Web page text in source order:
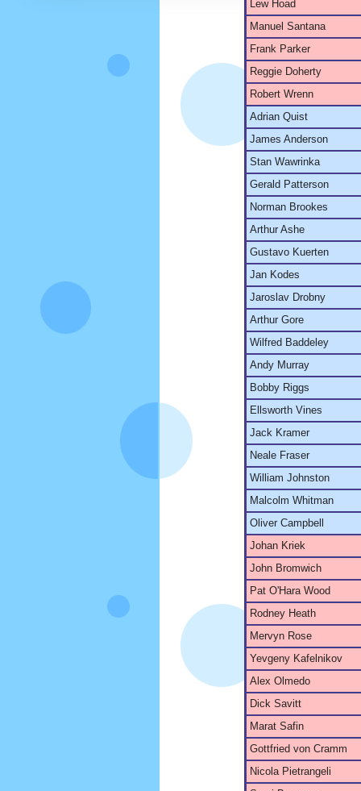
Lew Hoad
Manuel Santana
Frank Parker
Reggie Doherty
Robert Wrenn
Adrian Quist
James Anderson
Stan Wawrinka
Gerald Patterson
Norman Brookes
Arthur Ashe
Gustavo Kuerten
Jan Kodes
Jaroslav Drobny
Arthur Gore
Wilfred Baddeley
Andy Murray
Bobby Riggs
Ellsworth Vines
Jack Kramer
Neale Fraser
William Johnston
Malcolm Whitman
Oliver Campbell
Johan Kriek
John Bromwich
Pat O'Hara Wood
Rodney Heath
Mervyn Rose
Yevgeny Kafelnikov
Alex Olmedo
Dick Savitt
Marat Safin
Gottfried von Cramm
Nicola Pietrangeli